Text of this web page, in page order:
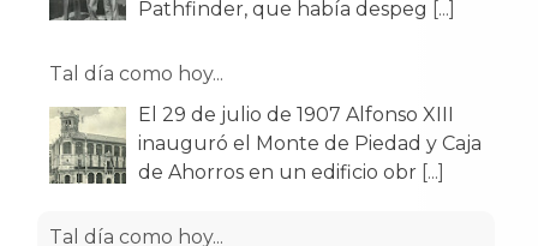
Pathfinder, que había despeg [...]
Tal día como hoy...
El 29 de julio de 1907 Alfonso XIII
inauguró el Monte de Piedad y Caja
de Ahorros en un edificio obr [...]
Tal día como hoy...